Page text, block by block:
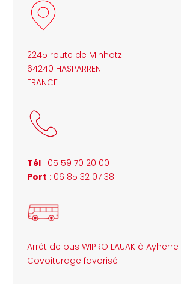
2245 route de Minhotz
64240 HASPARREN
FRANCE
Tél : 05 59 70 20 00
Port : 06 85 32 07 38
Arrêt de bus WIPRO LAUAK à Ayherre
Covoiturage favorisé